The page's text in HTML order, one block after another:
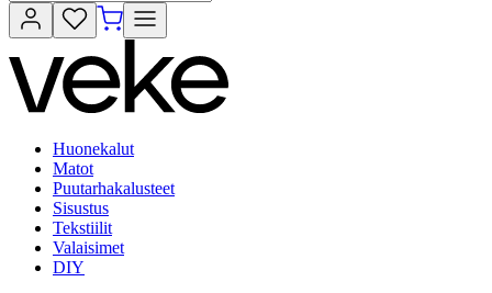
Huonekalut
Matot
Puutarhakalusteet
Sisustus
Tekstiilit
Valaisimet
DIY